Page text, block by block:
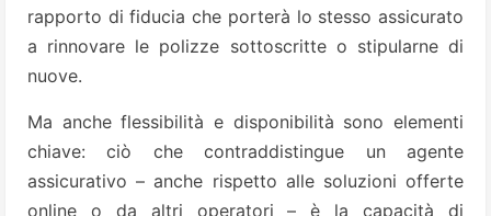
rapporto di fiducia che porterà lo stesso assicurato
a rinnovare le polizze sottoscritte o stipularne di
nuove.
Ma anche flessibilità e disponibilità sono elementi
chiave: ciò che contraddistingue un agente
assicurativo – anche rispetto alle soluzioni offerte
online o da altri operatori – è la capacità di